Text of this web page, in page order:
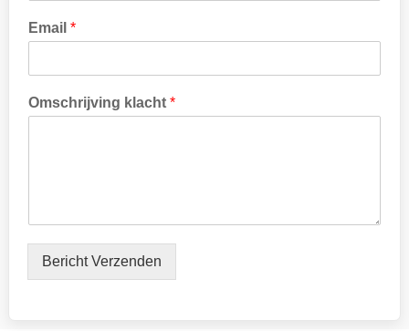
Email *
N
a
l
Omschrijving klacht *
Bericht Verzenden